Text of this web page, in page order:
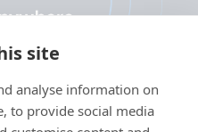
site
analyse information on
to provide social media